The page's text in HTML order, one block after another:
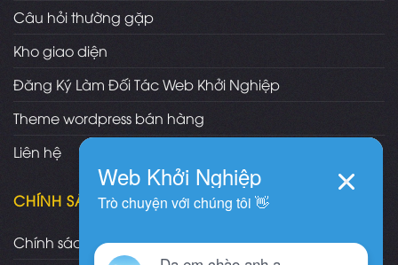
Câu hỏi thường gặp
Kho giao diện
Đăng Ký Làm Đối Tác Web Khởi Nghiệp
Theme wordpress bán hàng
Liên hệ
CHÍNH SÁCH
Chính sách và quy định chung